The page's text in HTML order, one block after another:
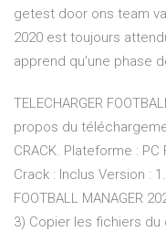
getest door ons team
2020 est toujours
apprend qu'une phase
TELECHARGER
propos du
CRACK. Plateforme :
Crack : Inclus Version :
FOOTBALL MANAGER
3) Copier les fichiers du